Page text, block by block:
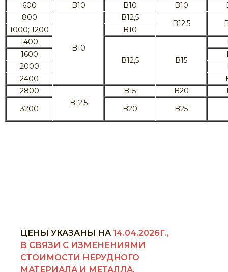
600
B10 B10 B10
800
B10
B12,5
B12,5
1000; 1200
B10
1400
B12,5
B15
1600
2000
2400
2800
B12,5
B15 B20
3200
B20 B25
ЦЕНЫ УКАЗАНЫ НА14.04.2026Г.,
В СВЯЗИ С ИЗМЕНЕНИЯМИ
СТОИМОСТИ НЕРУДНОГО
МАТЕРИАЛА И МЕТАЛЛА,